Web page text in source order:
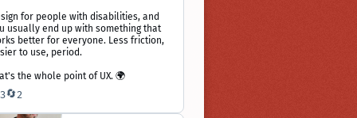
for people with disabilities, and
usually end up with something that
better for everyone. Less friction,
to use, period.
the whole point of UX. 🌍
3🔄2